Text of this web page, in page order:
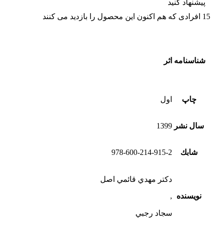
پیشنهاد کنید
15 افرادی که هم اکنون این محصول را بازدید می کنند
شناسنامه اثر
چاپ اول
سال نشر 1399
شابك 978-600-214-915-2
نویسنده
دكتر مهدي قائمي اصل
,
سجاد رجبي